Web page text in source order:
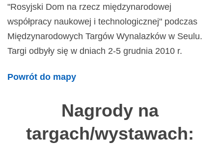
"Rosyjski Dom na rzecz międzynarodowej
współpracy naukowej i technologicznej" podczas
Międzynarodowych Targów Wynalazków w Seulu.
Targi odbyły się w dniach 2-5 grudnia 2010 r.
Powrót do mapy
Nagrody na
targach/wystawach: